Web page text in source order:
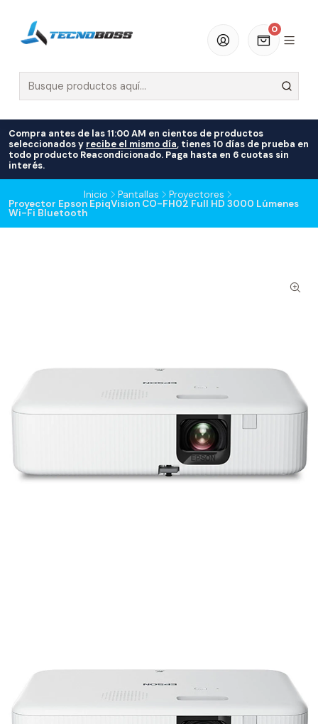
0
Compra antes de las 11:00 AM en cientos de productos
seleccionados y recibe el mismo día, tienes 10 días de prueba en
todo producto Reacondicionado. Paga hasta en 6 cuotas sin
interés.
Inicio Pantallas Proyectores
Proyector Epson EpiqVision CO-FH02 Full HD 3000 Lúmenes
Wi-Fi Bluetooth